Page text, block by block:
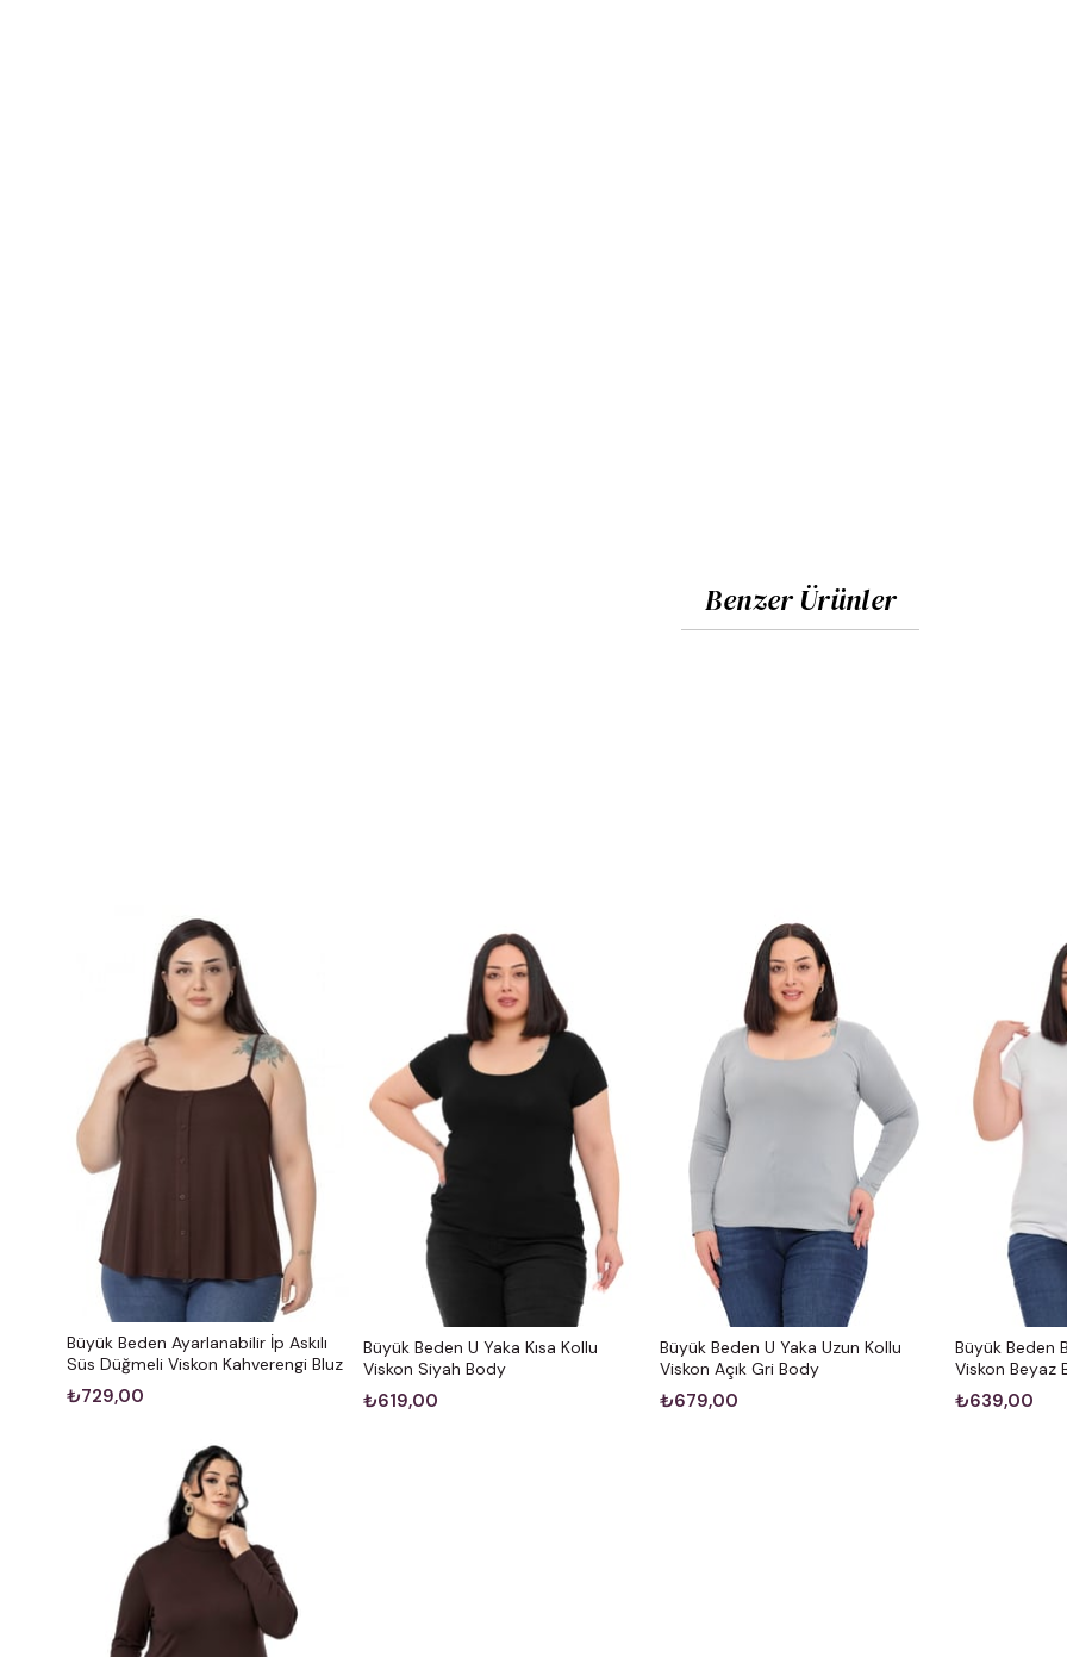
Benzer Ürünler
Büyük Beden Ayarlanabilir İp Askılı
Süs Düğmeli Viskon Kahverengi Bluz
₺729,00
Büyük Beden U Yaka Kısa Kollu
Viskon Siyah Body
₺619,00
Büyük Beden U Yaka Uzun Kollu
Viskon Açık Gri Body
₺679,00
Büyük Beden
Viskon Beyaz
₺639,00